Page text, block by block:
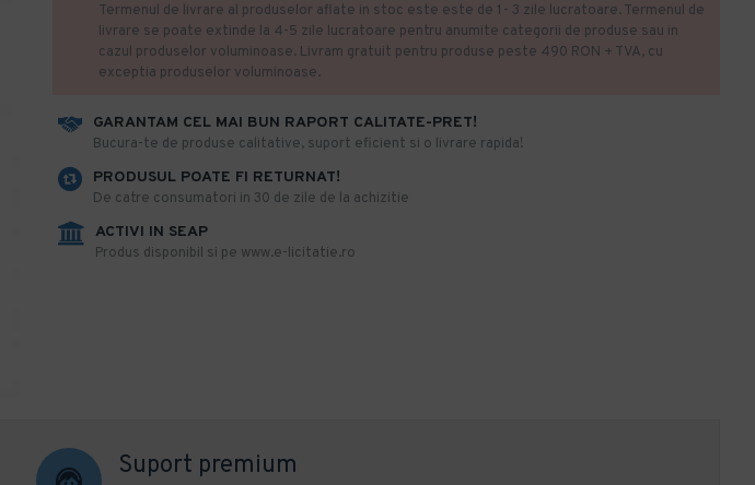
GARANTAM CEL MAI BUN RAPORT CALITATE-PRET!
​Bucura-te de produse calitative, suport eficient si o livrare rapida!
PRODUSUL POATE FI RETURNAT!
De catre consumatori in 30 de zile de la achizitie
ACTIVI IN SEAP
Produs disponibil si pe www.e-licitatie.ro
Termenul de livrare al produselor aflate in stoc este este de 1- 3 zile lucratoare. Termenul de
livrare se poate extinde la 4-5 zile lucratoare pentru anumite categorii de produse sau in
cazul produselor voluminoase. Livram gratuit pentru produse peste 490 RON + TVA, cu
exceptia produselor voluminoase.
Suport premium